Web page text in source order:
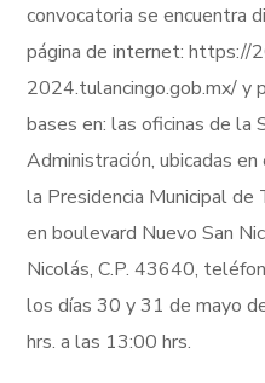
convocatoria se encuentra
página de internet: https://
2024.tulancingo.gob.mx/ y
bases en: las oficinas de la
Administración, ubicadas
la Presidencia Municipal de
en boulevard Nuevo San
Nicolás, C.P. 43640,
los días 30 y 31 de mayo
hrs. a las 13:00 hrs.